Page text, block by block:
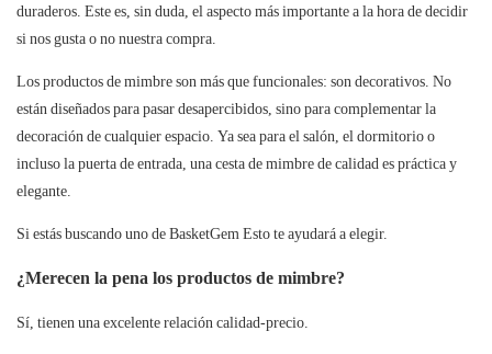
duraderos. Este es, sin duda, el aspecto más importante a la hora de decidir
si nos gusta o no nuestra compra.
Los productos de mimbre son más que funcionales: son decorativos. No
están diseñados para pasar desapercibidos, sino para complementar la
decoración de cualquier espacio. Ya sea para el salón, el dormitorio o
incluso la puerta de entrada, una cesta de mimbre de calidad es práctica y
elegante.
Si estás buscando uno deBasketGem Esto te ayudará a elegir.
¿Merecen la pena los productos de mimbre?
Sí, tienen una excelente relación calidad-precio.